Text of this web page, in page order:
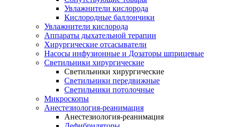
Увлажнители кислорода
Кислородные баллончики
Увлажнители кислорода
Аппараты дыхательной терапии
Хирургические отсасыватели
Насосы инфузионные и Дозаторы шприцевые
Светильники хирургические
Светильники хирургические
Светильники передвижные
Светильники потолочные
Микроскопы
Анестезиология-реанимация
Анестезиология-реанимация